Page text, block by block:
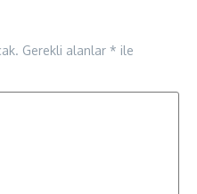
Gerekli alanlar * ile